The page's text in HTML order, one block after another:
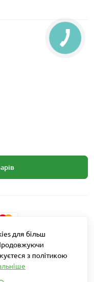
для більш
з політикою